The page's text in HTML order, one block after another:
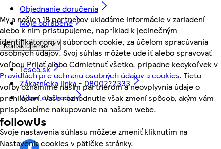
My a našich 18 partnerov ukladáme informácie v zariadení
alebo k nim pristupujeme, napríklad k jedinečným
identifikátorom v súboroch cookie, za účelom spracúvania
osobných údajov. Svoj súhlas môžete udeliť alebo spravovať
voľbou Prijať alebo Odmietnuť všetko, prípadne kedykoľvek v
Pravidlách pre ochranu osobných údajov a cookies. Tieto
voľby oznámime našim partnerom a neovplyvnia údaje o
prehliadaní. Vaše rozhodnutie však zmení spôsob, akým vám
prispôsobíme nakupovanie na našom webe.
Svoje nastavenia súhlasu môžete zmeniť kliknutím na
Nastavenia cookies v pätičke stránky.
Objednanie doručenia
Moje obľúbené
Kontaktujte nás
Tesco.sk
Zákaznícka linka - 0800222333
Výber obchodu
followUs